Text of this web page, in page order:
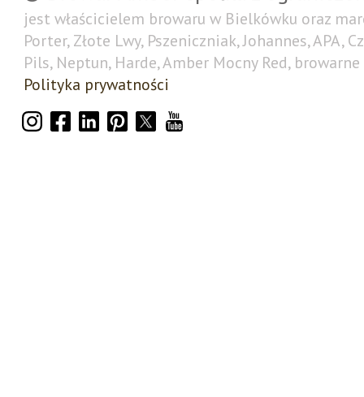
jest właścicielem browaru w Bielkówku oraz
Porter, Złote Lwy, Pszeniczniak, Johannes, APA,
Pils, Neptun, Harde, Amber Mocny Red,
Polityka prywatności